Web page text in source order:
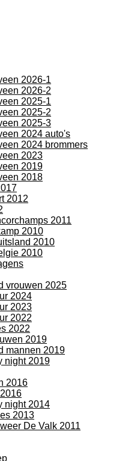
2026-1
2026-2
2025-1
2025-2
2025-3
2024 auto's
2024 brommers
2023
2019
2018
2012
2011
2010
2010
2010
vrouwen 2025
2024
2023
2022
2022
2019
mannen 2019
night 2019
2016
night 2014
2013
De Valk 2011